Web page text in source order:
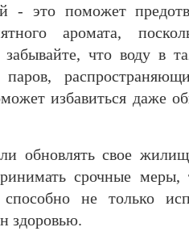
- это поможет
аромата,
что воду в
избавиться даже
обновлять свое
срочные меры,
способно не только
здоровью.